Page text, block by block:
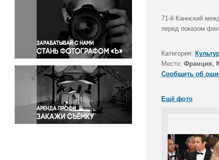
Окружающая среда
Политика
Правосудие
Происшествия и конфликты
Религия
Светская жизнь
Спорт
Экология
Экономика и бизнес
71-й Каннский
перед показом
Категория:
Место: Франция,
Сообщить об
Ещё фото